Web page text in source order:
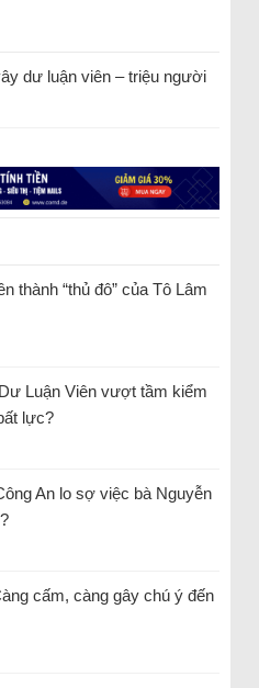
dư luận viên – triệu người
thành “thủ đô” của Tô Lâm
Luận Viên vượt tầm kiểm
lực?
An lo sợ việc bà Nguyễn
cấm, càng gây chú ý đến